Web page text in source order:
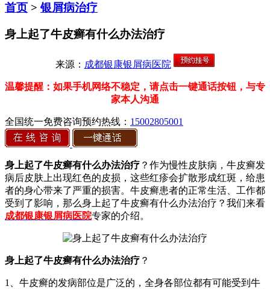
首页 >银屑病治疗
身上起了牛皮癣有什么办法治疗
来源： 成都银康银屑病医院
温馨提醒：如果手机网络不稳定，请点击一键通话按钮，与专
家本人沟通
全国统一免费咨询预约热线： 15002805001
身上起了牛皮癣有什么办法治疗 ？作为慢性皮肤病，牛皮癣发
病后皮肤上出现红色的皮损，这些红疹会扩散形成红斑，给患
者的身心带来了严重的损害。牛皮癣患者的正常生活、工作都
受到了影响，那么身上起了牛皮癣有什么办法治疗？我们来看
成都银康银屑病医院专家的介绍。
身上起了牛皮癣有什么办法治疗 ？
1、牛皮癣的发病部位是广泛的，全身各部位都有可能受到牛